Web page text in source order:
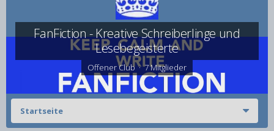
FanFiction - Kreative Schreiberlinge und
Lesebegeisterte
Offener Club · 7 Mitglieder
Startseite